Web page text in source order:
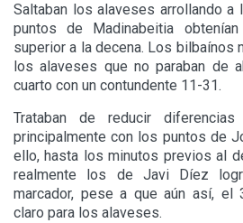
Saltaban los alaveses arrollando
puntos de Madinabeitia
superior a la decena. Los bilbaínos
los alaveses que no paraban de
cuarto con un contundente 11-31.
Trataban de reducir
principalmente con los puntos de
ello, hasta los minutos previos al
realmente los de Javi Díez
marcador, pese a que aún así, el
claro para los alaveses.